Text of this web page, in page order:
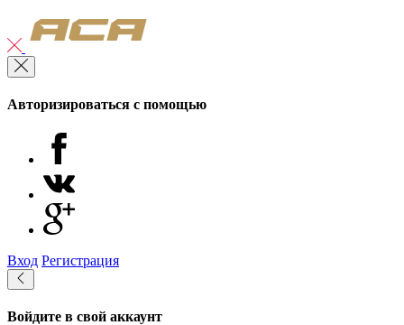
Авторизироваться с помощью
Вход Регистрация
Войдите в свой аккаунт